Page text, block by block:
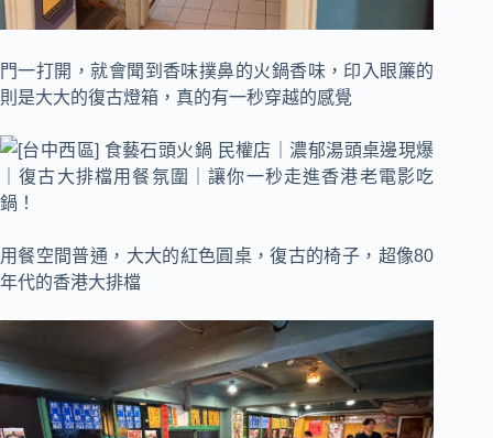
門一打開，就會聞到香味撲鼻的火鍋香味，印入眼簾的
則是大大的復古燈箱，真的有一秒穿越的感覺
用餐空間普通，大大的紅色圓桌，復古的椅子，超像80
年代的香港大排檔